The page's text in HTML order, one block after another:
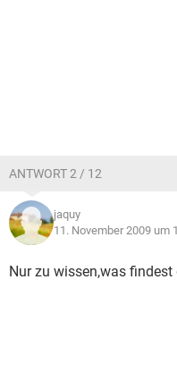
ANTWORT 2 / 12
jaquy
11. November 2009 um
Nur zu wissen,was